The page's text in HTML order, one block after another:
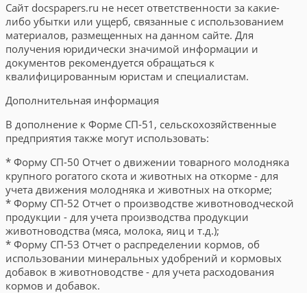
Сайт docspapers.ru не несет ответственности за какие-
либо убытки или ущерб, связанные с использованием
материалов, размещенных на данном сайте. Для
получения юридически значимой информации и
документов рекомендуется обращаться к
квалифицированным юристам и специалистам.
Дополнительная информация
В дополнение к Форме СП-51, сельскохозяйственные
предприятия также могут использовать:
* Форму СП-50 Отчет о движении товарного молодняка
крупного рогатого скота и животных на откорме - для
учета движения молодняка и животных на откорме;
* Форму СП-52 Отчет о производстве животноводческой
продукции - для учета производства продукции
животноводства (мяса, молока, яиц и т.д.);
* Форму СП-53 Отчет о распределении кормов, об
использовании минеральных удобрений и кормовых
добавок в животноводстве - для учета расходования
кормов и добавок.